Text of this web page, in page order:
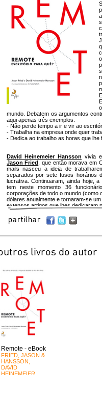
mundo. Debatem os argumentos
aqui apenas três exemplos:
- Não perde tempo a ir e vir ao
- Trabalha na empresa onde quer
- Dedica ao trabalho as horas que lhe
David Heinemeier Hansson vivia
Jason Fried
, que então morava em
mails nasceu a ideia de
separados por sete fusos horários
lucrativa. Continuaram, ainda hoje,
tem neste momento 36
corporações de todo o mundo (como
dólares anualmente e tornaram-se
extensos artigos que lhes dedicaram
Os autores alimentam ainda um dos
Remote - eBook
FRIED, JASON &
HANSSON,
DAVID
HEINEMEIER